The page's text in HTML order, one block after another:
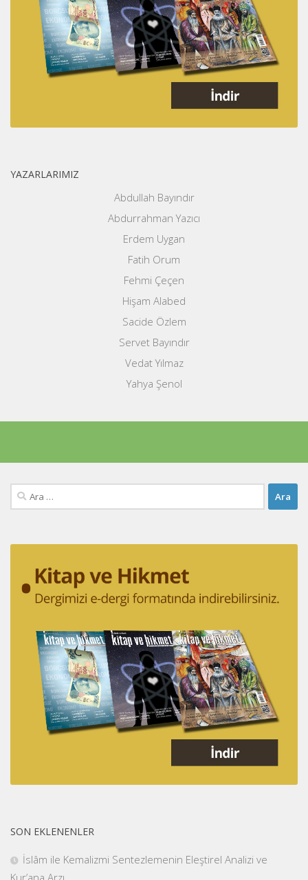
YAZARLARIMIZ
Abdullah Bayındır
Abdurrahman Yazıcı
Erdem Uygan
Fatih Orum
Fehmi Çeçen
Hişam Alabed
Sacide Özlem
Servet Bayındır
Vedat Yılmaz
Yahya Şenol
Arama:
SON EKLENENLER
İslâm ile Kemalizmi Sentezlemenin Eleştirel Analizi ve
Kur’ana Arzı